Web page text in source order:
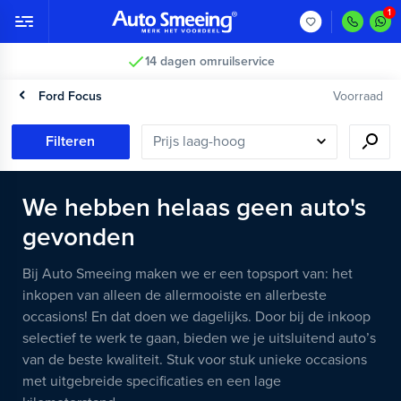
14 dagen omruilservice
Ford Focus Voorraad
Filteren
We hebben helaas geen auto's
gevonden
Bij Auto Smeeing maken we er een topsport van: het
inkopen van alleen de allermooiste en allerbeste
occasions! En dat doen we dagelijks. Door bij de inkoop
selectief te werk te gaan, bieden we je uitsluitend auto’s
van de beste kwaliteit. Stuk voor stuk unieke occasions
met uitgebreide specificaties en een lage